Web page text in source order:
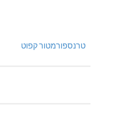
טרנספורמטור קפוט